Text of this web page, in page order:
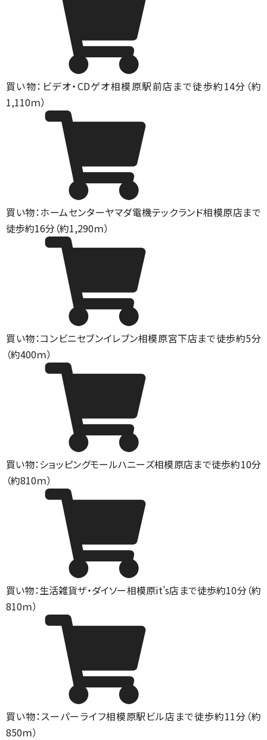
買い物：ビデオ・CDゲオ相模原駅前店まで徒歩約14分（約
1,110ｍ）
買い物：ホームセンターヤマダ電機テックランド相模原店まで
徒歩約16分（約1,290ｍ）
買い物：コンビニセブンイレブン相模原宮下店まで徒歩約5分
（約400ｍ）
買い物：ショッピングモールハニーズ相模原店まで徒歩約10分
（約810ｍ）
買い物：生活雑貨ザ・ダイソー相模原it’s店まで徒歩約10分（約
810ｍ）
買い物：スーパーライフ相模原駅ビル店まで徒歩約11分（約
850ｍ）